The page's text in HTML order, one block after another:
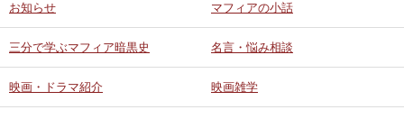
お知らせ マフィアの小話
三分で学ぶマフィア暗黒史 名言・悩み相談
映画・ドラマ紹介 映画雑学